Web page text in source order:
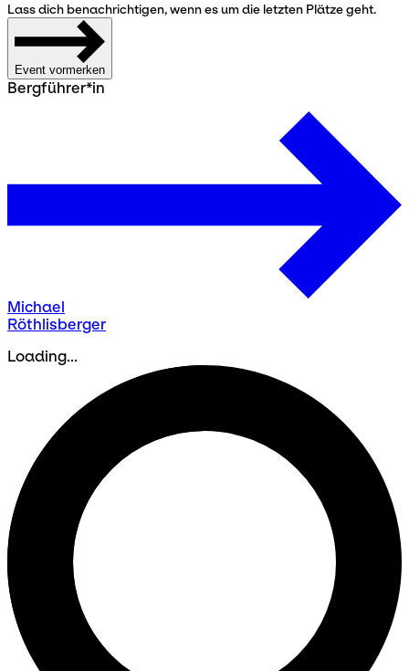
Lass dich benachrichtigen, wenn es um die letzten Plätze geht.
Event vormerken
Bergführer*in
Michael
Röthlisberger
Loading...